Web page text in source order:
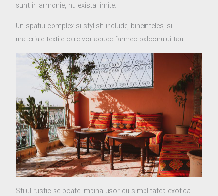
sunt in armonie, nu exista limite.
Un spatiu complex si stylish include, bineinteles, si
materiale textile care vor aduce farmec balconului tau.
Stilul rustic se poate imbina usor cu simplitatea exotica